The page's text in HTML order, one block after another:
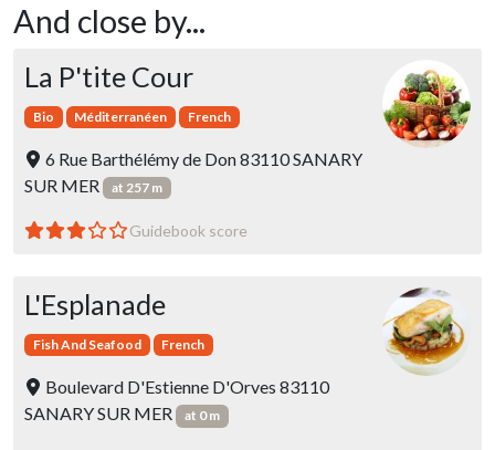
And close by...
La P'tite Cour
Bio Méditerranéen French
6 Rue Barthélémy de Don 83110 SANARY
SUR MER
at 257 m
Guidebook score
L'Esplanade
Fish And Seafood French
Boulevard D'Estienne D'Orves 83110
SANARY SUR MER
at 0 m